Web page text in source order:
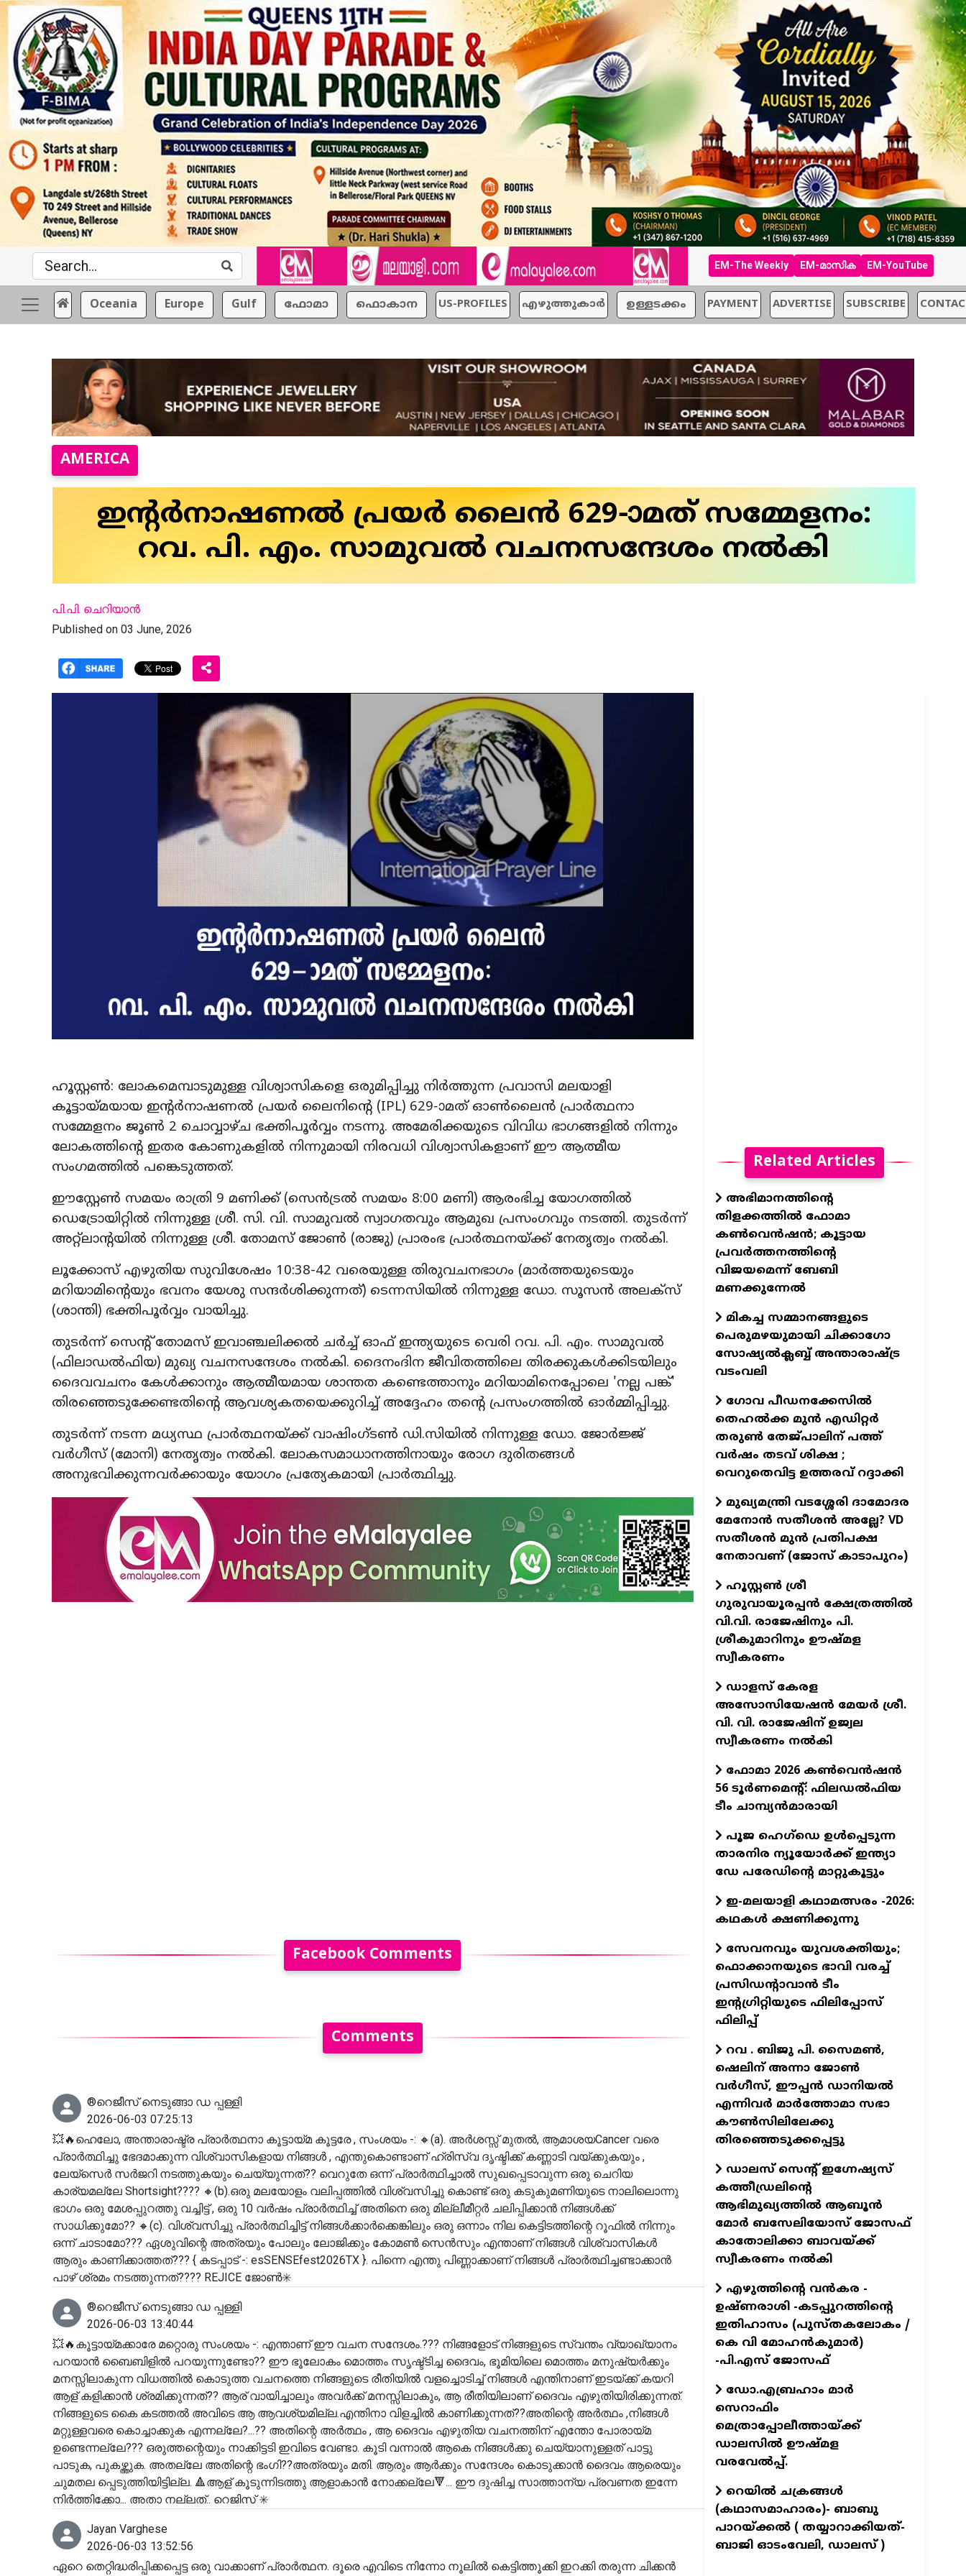
EM-The Weekly EM-മാസിക EM-YouTube
Oceania Europe Gulf ഫോമാ ഫൊകാന US-PROFILES എഴുത്തുകാര്‍ ഉള്ളടക്കം PAYMENT ADVERTISE SUBSCRIBE
AMERICA
ഇന്റർനാഷണൽ പ്രയർ ലൈൻ 629-ാമത് സമ്മേളനം:
റവ. പി. എം. സാമുവൽ വചനസന്ദേശം നൽകി
പി.പി. ചെറിയാന്‍
Published on 03 June, 2026
ഹൂസ്റ്റൺ: ലോകമെമ്പാടുമുള്ള വിശ്വാസികളെ ഒരുമിപ്പിച്ചു നിർത്തുന്ന പ്രവാസി മലയാളി
കൂട്ടായ്മയായ ഇന്റർനാഷണൽ പ്രയർ ലൈനിന്റെ (IPL) 629-ാമത് ഓൺലൈൻ പ്രാർത്ഥനാ
സമ്മേളനം ജൂൺ 2 ചൊവ്വാഴ്ച ഭക്തിപൂർവ്വം നടന്നു. അമേരിക്കയുടെ വിവിധ ഭാഗങ്ങളിൽ നിന്നും
ലോകത്തിന്റെ ഇതര കോണുകളിൽ നിന്നുമായി നിരവധി വിശ്വാസികളാണ് ഈ ആത്മീയ
സംഗമത്തിൽ പങ്കെടുത്തത്.
ഈസ്റ്റേൺ സമയം രാത്രി 9 മണിക്ക് (സെൻട്രൽ സമയം 8:00 മണി) ആരംഭിച്ച യോഗത്തിൽ
ഡെട്രോയിറ്റിൽ നിന്നുള്ള ശ്രീ. സി. വി. സാമുവൽ സ്വാഗതവും ആമുഖ പ്രസംഗവും നടത്തി. തുടർന്ന്
അറ്റ്ലാന്റയിൽ നിന്നുള്ള ശ്രീ. തോമസ് ജോൺ (രാജു) പ്രാരംഭ പ്രാർത്ഥനയ്ക്ക് നേതൃത്വം നൽകി.
ലൂക്കോസ് എഴുതിയ സുവിശേഷം 10:38-42 വരെയുള്ള തിരുവചനഭാഗം (മാർത്തയുടെയും
മറിയാമിന്റെയും ഭവനം യേശു സന്ദർശിക്കുന്നത്) ടെന്നസിയിൽ നിന്നുള്ള ഡോ. സൂസൻ അലക്സ്
(ശാന്തി) ഭക്തിപൂർവ്വം വായിച്ചു.
തുടർന്ന് സെന്റ് തോമസ് ഇവാഞ്ചലിക്കൽ ചർച്ച് ഓഫ് ഇന്ത്യയുടെ വെരി റവ. പി. എം. സാമുവൽ
(ഫിലാഡൽഫിയ) മുഖ്യ വചനസന്ദേശം നൽകി. ദൈനംദിന ജീവിതത്തിലെ തിരക്കുകൾക്കിടയിലും
ദൈവവചനം കേൾക്കാനും ആത്മീയമായ ശാന്തത കണ്ടെത്താനും മറിയാമിനെപ്പോലെ 'നല്ല പങ്ക്'
തിരഞ്ഞെടുക്കേണ്ടതിന്റെ ആവശ്യകതയെക്കുറിച്ച് അദ്ദേഹം തന്റെ പ്രസംഗത്തിൽ ഓർമ്മിപ്പിച്ചു.
തുടർന്ന് നടന്ന മധ്യസ്ഥ പ്രാർത്ഥനയ്ക്ക് വാഷിംഗ്ടൺ ഡി.സിയിൽ നിന്നുള്ള ഡോ. ജോർജ്ജ്
വർഗീസ് (മോനി) നേതൃത്വം നൽകി. ലോകസമാധാനത്തിനായും രോഗ ദുരിതങ്ങൾ
അനുഭവിക്കുന്നവർക്കായും യോഗം പ്രത്യേകമായി പ്രാർത്ഥിച്ചു.
Facebook Comments
Comments
®️റെജീസ് നെടുങ്ങാ ഡ പ്പള്ളി
2026-06-03 07:25:13
💥🔥ഹെലോ, അന്താരാഷ്ട്ര പ്രാർത്ഥനാ കൂട്ടായ്മ കൂട്ടരേ , സംശയം -: 🔸(a). അർശസ്സ് മുതൽ, ആമാശയCancer വരെ
പ്രാർത്ഥിച്ചു ഭേദമാക്കുന്ന വിശ്വാസികളായ നിങ്ങൾ , എന്തുകൊണ്ടാണ് ഹ്രിസ്വ ദൃഷ്ടിക്ക് കണ്ണാടി വയ്ക്കുകയും ,
ലേയ്സെർ സർജറി നടത്തുകയും ചെയ്യുന്നത്?? വെറുതേ ഒന്ന് പ്രാർത്ഥിച്ചാൽ സുഖപ്പെടാവുന്ന ഒരു ചെറിയ
കാര്യമല്ലേ Shortsight???? 🔸(b).ഒരു മലയോളം വലിപ്പത്തിൽ വിശ്വസിച്ചു കൊണ്ട് ഒരു കടുകുമണിയുടെ നാലിലൊന്നു
ഭാഗം ഒരു മേശപ്പുറത്തു വച്ചിട്ട് , ഒരു 10 വർഷം പ്രാർത്ഥിച്ച് അതിനെ ഒരു മില്ലീമീറ്റർ ചലിപ്പിക്കാൻ നിങ്ങൾക്ക്
സാധിക്കുമോ?? 🔸(c). വിശ്വസിച്ചു പ്രാർത്ഥിച്ചിട്ട് നിങ്ങൾക്കാർക്കെങ്കിലും ഒരു ഒന്നാം നില കെട്ടിടത്തിന്റെ റൂഫിൽ നിന്നും
ഒന്ന് ചാടാമോ??? ഏശുവിന്റെ അത്രയും പോലും ലോജിക്കും കോമൺ സെൻസും എന്താണ് നിങ്ങൾ വിശ്വാസികൾ
ആരും കാണിക്കാത്തത്??? { കടപ്പാട് -: esSENSEfest2026TX }. പിന്നെ എന്തു പിണ്ണാക്കാണ് നിങ്ങൾ പ്രാർത്ഥിച്ചണ്ടാക്കാൻ
പാഴ് ശ്രമം നടത്തുന്നത്???? REJICE ജോൺ✳️
®️റെജീസ് നെടുങ്ങാ ഡ പ്പള്ളി
2026-06-03 13:40:44
💥🔥കൂട്ടായ്മക്കാരേ മറ്റൊരു സംശയം -: എന്താണ് ഈ വചന സന്ദേശം.??? നിങ്ങളോട് നിങ്ങളുടെ സ്വന്തം വ്യാഖ്യാനം
പറയാൻ ബൈബിളിൽ പറയുന്നുണ്ടോ?? ഈ ഭൂലോകം മൊത്തം സൃഷ്ട്ടിച്ച ദൈവം, ഭൂമിയിലെ മൊത്തം മനുഷ്യർക്കും
മനസ്സിലാകുന്ന വിധത്തിൽ കൊടുത്ത വചനത്തെ നിങ്ങളുടെ രീതിയിൽ വളച്ചൊടിച്ച് നിങ്ങൾ എന്തിനാണ് ഇടയ്ക്ക് കയറി
ആള് കളിക്കാൻ ശ്രമിക്കുന്നത്?? ആര് വായിച്ചാലും അവർക്ക് മനസ്സിലാകും, ആ രീതിയിലാണ് ദൈവം എഴുതിയിരിക്കുന്നത്.
നിങ്ങളുടെ കൈ കടത്തൽ അവിടെ ആ ആവശ്യമില്ല.എന്തിനാ വിളച്ചിൽ കാണിക്കുന്നത്??അതിന്റെ അർത്ഥം ,നിങ്ങൾ
മറ്റുള്ളവരെ കൊച്ചാക്കുക എന്നല്ലേ?...?? അതിന്റെ അർത്ഥം , ആ ദൈവം എഴുതിയ വചനത്തിന് എന്തോ പോരായ്മ
ഉണ്ടെന്നല്ലേ??? ഒരുത്തന്റെയും നാക്കിട്ടടി ഇവിടെ വേണ്ടാ. കൂടി വന്നാൽ ആകെ നിങ്ങൾക്കു ചെയ്യാനുള്ളത് പാട്ടു
പാടുക, പുകഴ്ത്തുക. അതല്ലേ അതിന്റെ ഭംഗി??അത്രയും മതി. ആരും ആർക്കും സന്ദേശം കൊടുക്കാൻ ദൈവം ആരെയും
ചുമതല പ്പെടുത്തിയിട്ടില്ല. 🔺ആള് കൂടുന്നിടത്തു ആളാകാൻ നോക്കല്ലേ🔻... ഈ ദുഷിച്ച സാത്താന്യ പ്രവണത ഇന്നേ
നിർത്തിക്കോ... അതാ നല്ലത്.. റെജിസ് ✳️
Jayan Varghese
2026-06-03 13:52:56
ഏറെ തെറ്റിദ്ധരിപ്പിക്കപ്പെട്ട ഒരു വാക്കാണ് പ്രാർത്ഥന. ദൂരെ എവിടെ നിന്നോ നൂലിൽ കെട്ടിത്തൂക്കി ഇറക്കി തരുന്ന ചിക്കൻ
Related Articles
അഭിമാനത്തിന്റെ
തിളക്കത്തില്‍ ഫോമാ
കണ്‍വെന്‍ഷന്‍; കൂട്ടായ
പ്രവര്‍ത്തനത്തിന്റെ
വിജയമെന്ന് ബേബി
മണക്കുന്നേല്‍
മികച്ച സമ്മാനങ്ങളുടെ
പെരുമഴയുമായി ചിക്കാഗോ
സോഷ്യൽക്ലബ്ബ് അന്താരാഷ്‌ട്ര
വടംവലി
ഗോവ പീഡനക്കേസിൽ
തെഹൽക്ക മുൻ എഡിറ്റർ
തരുൺ തേജ്പാലിന് പത്ത്
വർഷം തടവ് ശിക്ഷ ;
വെറുതെവിട്ട ഉത്തരവ് റദ്ദാക്കി
മുഖ്യമന്ത്രി വടശ്ശേരി ദാമോദര
മേനോൻ സതീശൻ അല്ലേ? VD
സതീശൻ മുൻ പ്രതിപക്ഷ
നേതാവണ് (ജോസ് കാടാപുറം)
ഹൂസ്റ്റൺ ശ്രീ
ഗുരുവായൂരപ്പൻ ക്ഷേത്രത്തിൽ
വി.വി. രാജേഷിനും പി.
ശ്രീകുമാറിനും ഊഷ്മള
സ്വീകരണം
ഡാളസ് കേരള
അസോസിയേഷൻ മേയർ ശ്രീ.
വി. വി. രാജേഷിന് ഉജ്വല
സ്വീകരണം നൽകി
ഫോമാ 2026 കൺവെൻഷൻ
56 ടൂർണമെന്റ്: ഫിലഡൽഫിയ
ടീം ചാമ്പ്യൻമാരായി
പൂജ ഹെഗ്‌ഡെ ഉൾപ്പെടുന്ന
താരനിര ന്യൂയോർക്ക് ഇന്ത്യാ
ഡേ പരേഡിന്റെ മാറ്റുകൂട്ടും
ഇ-മലയാളി കഥാമത്സരം -2026:
കഥകൾ ക്ഷണിക്കുന്നു
സേവനവും യുവശക്തിയും;
ഫൊക്കാനയുടെ ഭാവി വരച്ച്
പ്രസിഡന്റാവാന്‍ ടീം
ഇന്റഗ്രിറ്റിയുടെ ഫിലിപ്പോസ്
ഫിലിപ്പ്‌
റവ . ബിജു പി. സൈമൺ,
ഷെലിന് അന്നാ ജോൺ
വർഗീസ്, ഈപ്പൻ ഡാനിയൽ
എന്നിവർ മാർത്തോമാ സഭാ
കൗൺസിലിലേക്കു
തിരഞ്ഞെടുക്കപ്പെട്ടു
ഡാലസ് സെന്റ് ഇഗ്നേഷ്യസ്
കത്തീഡ്രലിന്റെ
ആഭിമുഖ്യത്തിൽ ആബൂൻ
മോർ ബസേലിയോസ് ജോസഫ്
കാതോലിക്കാ ബാവയ്ക്ക്
സ്വീകരണം നൽകി
എഴുത്തിന്റെ വന്‍കര -
ഉഷ്ണരാശി -കടപ്പുറത്തിന്റെ
ഇതിഹാസം (പുസ്തകലോകം /
കെ വി മോഹന്‍കുമാര്‍)
-പി.എസ് ജോസഫ്‌
ഡോ.എബ്രഹാം മാര്‍
സെറാഫിം
മെത്രാപ്പോലീത്തായ്ക്ക്
ഡാലസില്‍ ഊഷ്മള
വരവേല്‍പ്പ്.
റെയില്‍ ചക്രങ്ങള്‍
(കഥാസമാഹാരം)- ബാബു
പാറയ്ക്കല്‍ ( തയ്യാറാക്കിയത്-
ബാജി ഓടംവേലി, ഡാലസ് )